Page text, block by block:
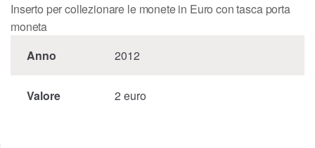
Inserto per collezionare le monete in Euro con tasca porta
moneta
Anno
2012
Valore 2 euro